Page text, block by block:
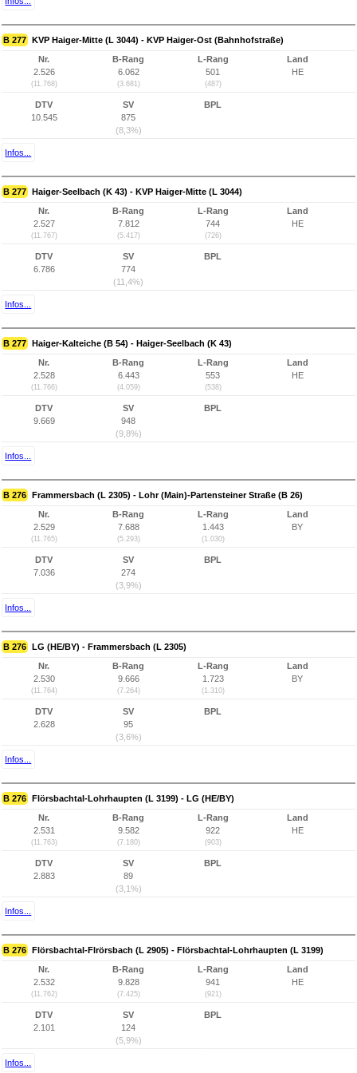
B 277 KVP Haiger-Mitte (L 3044) - KVP Haiger-Ost (Bahnhofstraße)
Nr.
2.526
(11.768)
B-Rang
6.062
(3.681)
L-Rang
501
(487)
Land
HE
DTV
10.545
SV
875
(8,3%)
BPL
Infos...
B 277 Haiger-Seelbach (K 43) - KVP Haiger-Mitte (L 3044)
Nr.
2.527
(11.767)
B-Rang
7.812
(5.417)
L-Rang
744
(726)
Land
HE
DTV
6.786
SV
774
(11,4%)
BPL
Infos...
B 277 Haiger-Kalteiche (B 54) - Haiger-Seelbach (K 43)
Nr.
2.528
(11.766)
B-Rang
6.443
(4.059)
L-Rang
553
(538)
Land
HE
DTV
9.669
SV
948
(9,8%)
BPL
Infos...
B 276 Frammersbach (L 2305) - Lohr (Main)-Partensteiner Straße (B 26)
Nr.
2.529
(11.765)
B-Rang
7.688
(5.293)
L-Rang
1.443
(1.030)
Land
BY
DTV
7.036
SV
274
(3,9%)
BPL
Infos...
B 276 LG (HE/BY) - Frammersbach (L 2305)
Nr.
2.530
(11.764)
B-Rang
9.666
(7.264)
L-Rang
1.723
(1.310)
Land
BY
DTV
2.628
SV
95
(3,6%)
BPL
Infos...
B 276 Flörsbachtal-Lohrhaupten (L 3199) - LG (HE/BY)
Nr.
2.531
(11.763)
B-Rang
9.582
(7.180)
L-Rang
922
(903)
Land
HE
DTV
2.883
SV
89
(3,1%)
BPL
Infos...
B 276 Flörsbachtal-Flrörsbach (L 2905) - Flörsbachtal-Lohrhaupten (L 3199)
Nr.
2.532
(11.762)
B-Rang
9.828
(7.425)
L-Rang
941
(921)
Land
HE
DTV
2.101
SV
124
(5,9%)
BPL
Infos...